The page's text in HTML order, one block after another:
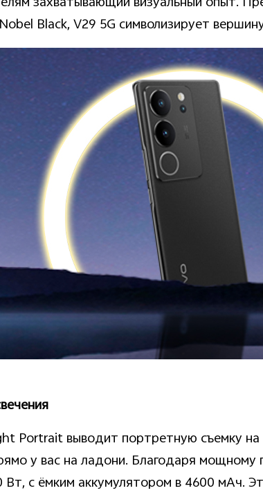
Black, V29 5G символизирует
Portrait выводит портретную съемку
у вас на ладони. Благодаря
с ёмким аккумулятором в 4600 мАч.